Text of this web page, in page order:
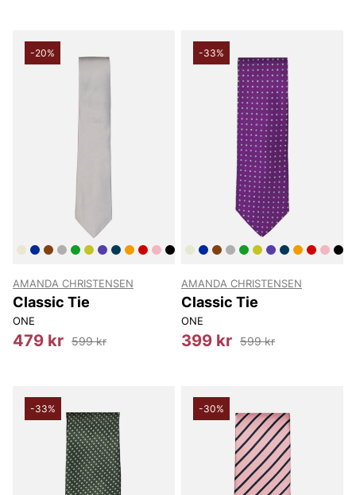
-20%
AMANDA CHRISTENSEN
Classic Tie
ONE
479 kr 599 kr
-33%
AMANDA CHRISTENSEN
Classic Tie
ONE
399 kr 599 kr
-33% -30%